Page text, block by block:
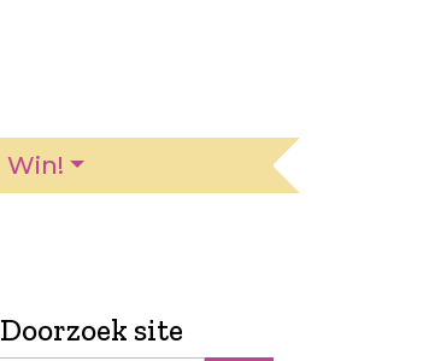
Win!
Doorzoek site